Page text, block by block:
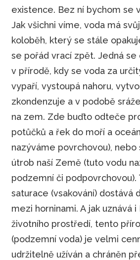
existence. Bez ní bychom se
Jak všichni víme, voda má
koloběh, který se stále
se pořád vrací zpět. Jedná se
v přírodě, kdy se voda za
vypaří, vystoupá nahoru,
zkondenzuje a v podobě
na zem. Zde buďto odteče
potůčků a řek do moří a
nazýváme povrchovou), nebo
útrob naší Země (tuto vodu
podzemní či podpovrchovou).
saturace (vsakování) dostává
mezi horninami. A jak uznává
životního prostředí, tento
(podzemní voda) je velmi
udržitelně užíván a chráněn